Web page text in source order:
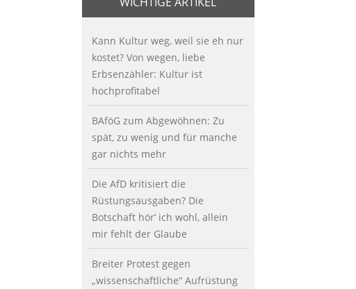
Kann Kultur weg, weil sie eh nur
kostet? Von wegen, liebe
Erbsenzähler: Kultur ist
hochprofitabel
BAföG zum Abgewöhnen: Zu
spät, zu wenig und für manche
gar nichts mehr
Die AfD kritisiert die
Rüstungsausgaben? Die
Botschaft hör’ ich wohl, allein
mir fehlt der Glaube
Breiter Protest gegen
„wissenschaftliche“ Aufrüstung